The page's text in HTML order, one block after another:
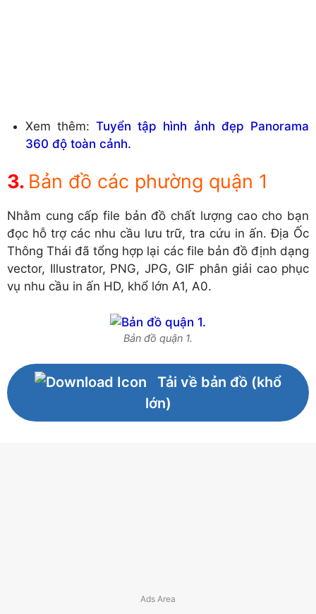
Xem thêm: Tuyển tập hình ảnh đẹp Panorama
360 độ toàn cảnh.
Bản đồ các phường quận 1
Nhằm cung cấp file bản đồ chất lượng cao cho bạn
đọc hỗ trợ các nhu cầu lưu trữ, tra cứu in ấn. Địa Ốc
Thông Thái đã tổng hợp lại các file bản đồ định dạng
vector, Illustrator, PNG, JPG, GIF phân giải cao phục
vụ nhu cầu in ấn HD, khổ lớn A1, A0.
Bản đồ quận 1.
Tải về bản đồ (khổ
lớn)